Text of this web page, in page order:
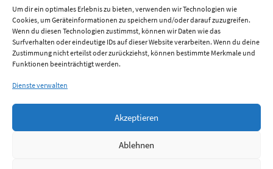
Um dir ein optimales Erlebnis zu bieten, verwenden wir Technologien wie
Cookies, um Geräteinformationen zu speichern und/oder darauf zuzugreifen.
Wenn du diesen Technologien zustimmst, können wir Daten wie das
Surfverhalten oder eindeutige IDs auf dieser Website verarbeiten. Wenn du deine
Zustimmung nicht erteilst oder zurückziehst, können bestimmte Merkmale und
Funktionen beeinträchtigt werden.
Dienste verwalten
Akzeptieren
Ablehnen